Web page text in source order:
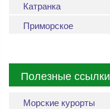
Катранка
Приморское
Полезные ссылки
Морские курорты